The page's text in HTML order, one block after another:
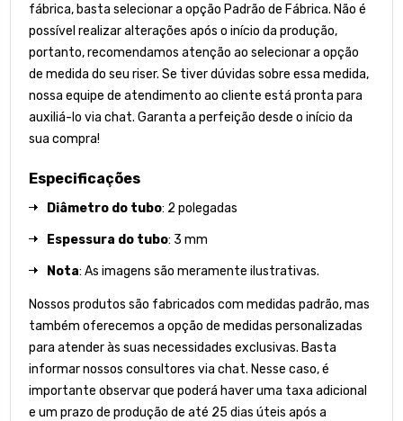
fábrica, basta selecionar a opção Padrão de Fábrica. Não é
possível realizar alterações após o início da produção,
portanto, recomendamos atenção ao selecionar a opção
de medida do seu riser. Se tiver dúvidas sobre essa medida,
nossa equipe de atendimento ao cliente está pronta para
auxiliá-lo via chat. Garanta a perfeição desde o início da
sua compra!
Especificações
Diâmetro do tubo: 2 polegadas
Espessura do tubo: 3 mm
Nota: As imagens são meramente ilustrativas.
Nossos produtos são fabricados com medidas padrão, mas
também oferecemos a opção de medidas personalizadas
para atender às suas necessidades exclusivas. Basta
informar nossos consultores via chat. Nesse caso, é
importante observar que poderá haver uma taxa adicional
e um prazo de produção de até 25 dias úteis após a